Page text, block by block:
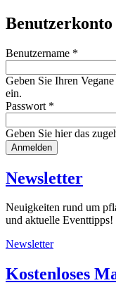
Benutzerkonto
Benutzername *
Geben Sie Ihren
ein.
Passwort *
Geben Sie hier das
Website
URL
Newsletter
Neuigkeiten rund um
und aktuelle Eventtipps!
Newsletter
Kostenloses